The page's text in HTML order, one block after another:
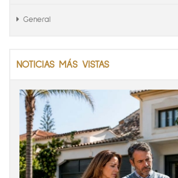
General
NOTICIAS MÁS VISTAS